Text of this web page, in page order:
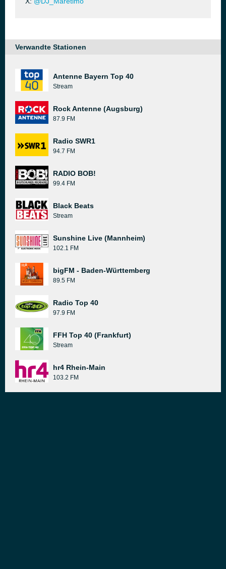
Verwandte Stationen
Antenne Bayern Top 40
Stream
Rock Antenne (Augsburg)
87.9 FM
Radio SWR1
94.7 FM
RADIO BOB!
99.4 FM
Black Beats
Stream
Sunshine Live (Mannheim)
102.1 FM
bigFM - Baden-Württemberg
89.5 FM
Radio Top 40
97.9 FM
FFH Top 40 (Frankfurt)
Stream
hr4 Rhein-Main
103.2 FM